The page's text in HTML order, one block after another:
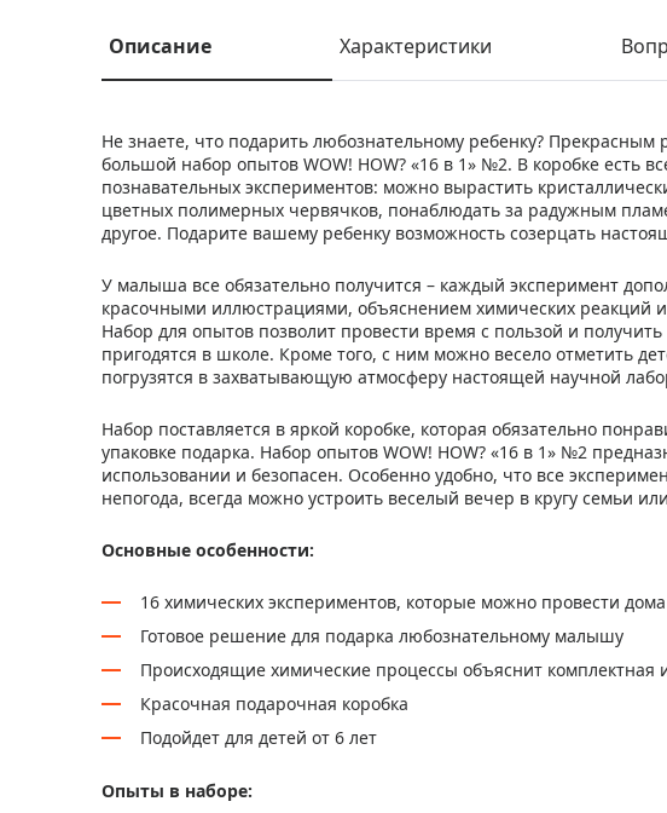
Описание Характеристики
Не знаете, что подарить любознательному ребенку?
большой набор опытов WOW! HOW? «16 в 1» №2. В коробке есть
познавательных экспериментов: можно вырастить
цветных полимерных червячков, понаблюдать за радужным
другое. Подарите вашему ребенку возможность созерцать
У малыша все обязательно получится – каждый эксперимент
красочными иллюстрациями, объяснением химических реакций
Набор для опытов позволит провести время с пользой и
пригодятся в школе. Кроме того, с ним можно весело отметить
погрузятся в захватывающую атмосферу настоящей научной
Набор поставляется в яркой коробке, которая обязательно
упаковке подарка. Набор опытов WOW! HOW? «16 в 1» №2
использовании и безопасен. Особенно удобно, что все
непогода, всегда можно устроить веселый вечер в кругу семьи
Основные особенности:
16 химических экспериментов, которые можно провести дома
Готовое решение для подарка любознательному малышу
Происходящие химические процессы объяснит комплектная
Красочная подарочная коробка
Подойдет для детей от 6 лет
Опыты в наборе: